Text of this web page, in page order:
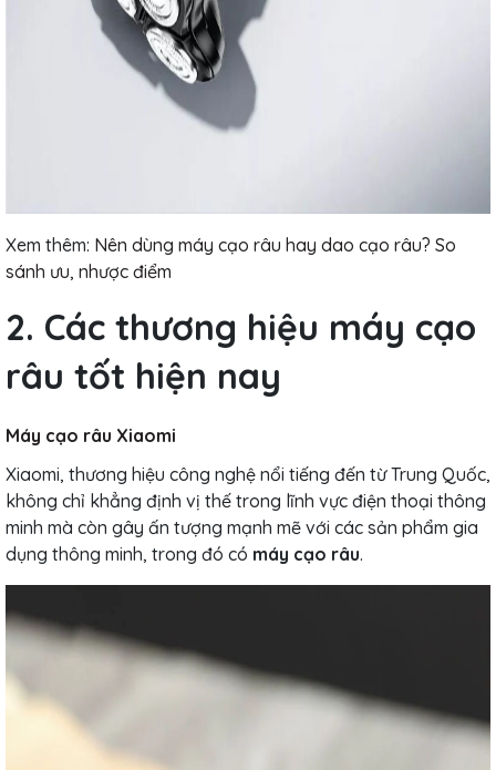
Xem thêm: Nên dùng máy cạo râu hay dao cạo râu? So
sánh ưu, nhược điểm
2. Các thương hiệu máy cạo
râu tốt hiện nay
Máy cạo râu Xiaomi
Xiaomi, thương hiệu công nghệ nổi tiếng đến từ Trung Quốc,
không chỉ khẳng định vị thế trong lĩnh vực điện thoại thông
minh mà còn gây ấn tượng mạnh mẽ với các sản phẩm gia
dụng thông minh, trong đó có máy cạo râu.